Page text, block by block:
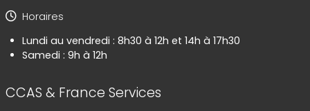
Horaires
Lundi au vendredi : 8h30 à 12h et 14h à 17h30
Samedi : 9h à 12h
CCAS & France Services